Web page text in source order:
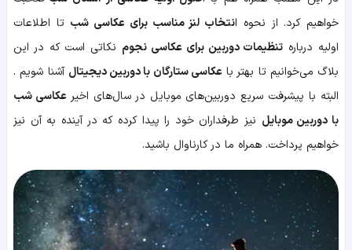
آسمان
شب
تجهیزات
تکنیک‌های
عکاسی
تنظیمات
عکاسی
بدانیم
خواهیم کرد. از نحوه انتخاب لنز مناسب برای عکاسی شب تا اطلاعات
اولیه درباره تنظیمات دوربین برای عکاسی نجوم نکاتی است که در این
بلاگ می‌خوانیم تا بهتر با عکاسی ستارگان با دوربین دیجیتال آشنا شویم .
البته با پیشرفت سریع دوربین‌های موبایل در سال‌های اخیر عکاسی شب
با دوربین موبایل نیز طرفداران خود را پیدا کرده که در آینده به آن نیز
خواهیم پرداخت. همراه ما در کارناوال باشید.